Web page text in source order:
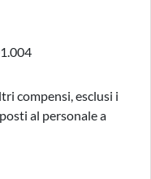
compensi, esclusi i
al personale a